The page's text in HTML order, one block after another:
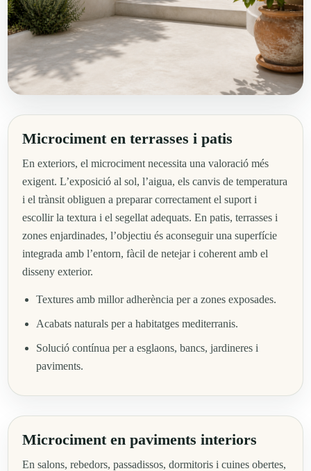
Microciment en terrasses i patis
En exteriors, el microciment necessita una valoració més
exigent. L’exposició al sol, l’aigua, els canvis de temperatura
i el trànsit obliguen a preparar correctament el suport i
escollir la textura i el segellat adequats. En patis, terrasses i
zones enjardinades, l’objectiu és aconseguir una superfície
integrada amb l’entorn, fàcil de netejar i coherent amb el
disseny exterior.
Textures amb millor adherència per a zones exposades.
Acabats naturals per a habitatges mediterranis.
Solució contínua per a esglaons, bancs, jardineres i
paviments.
Microciment en paviments interiors
En salons, rebedors, passadissos, dormitoris i cuines obertes,